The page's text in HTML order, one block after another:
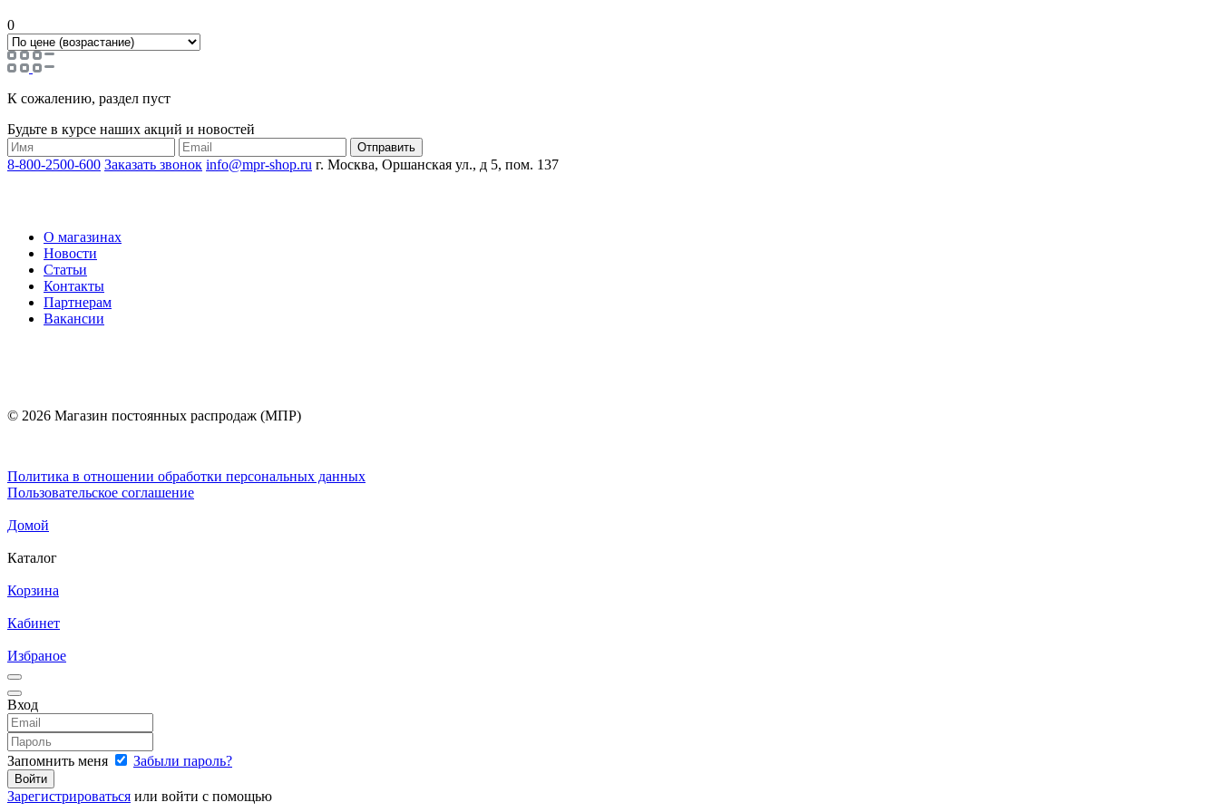
0
К сожалению, раздел пуст
Будьте в курсе наших акций и новостей
8-800-2500-600 Заказать звонок info@mpr-shop.ru г. Москва, Оршанская ул., д 5, пом. 137
О магазинах
Новости
Статьи
Контакты
Партнерам
Вакансии
© 2026 Магазин постоянных распродаж (МПР)
Политика в отношении обработки персональных данных
Пользовательское соглашение
Домой
Каталог
Корзина
Кабинет
Избраное
Вход
Запомнить меня Забыли пароль?
Зарегистрироваться или войти с помощью